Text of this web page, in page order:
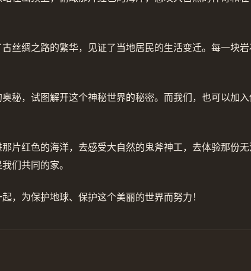
丝绸之路的繁华，见证了当地居民的生活变迁。每一块岩
秘，试图解开这个神秘世界的秘密。而我们，也可以加
片红色的海洋，去感受大自然的鬼斧神工，去体验那份无
们共同的家。
，为保护地球、保护这个美丽的世界而努力！